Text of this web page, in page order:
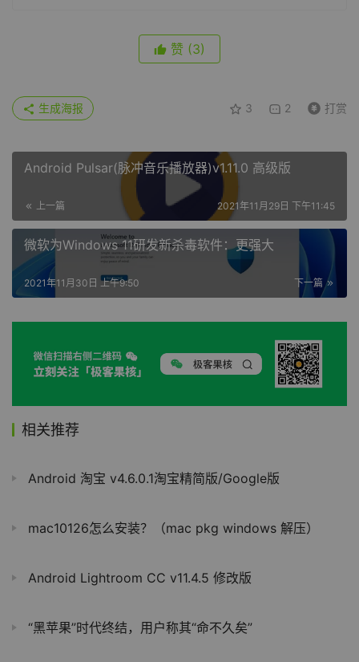
赞 (3)
3 2 打赏
生成海报
Android Pulsar(脉冲音乐播放器)v1.11.0 高级版
上一篇 2021年11月29日 下午11:45
微软为Windows 11研发新杀毒软件：更强大
下一篇
2021年11月30日 上午9:50
相关推荐
Android 淘宝 v4.6.0.1淘宝精简版/Google版
mac10126怎么安装？（mac pkg windows 解压）
Android Lightroom CC v11.4.5 修改版
“黑苹果”时代终结，用户称其“命不久矣”